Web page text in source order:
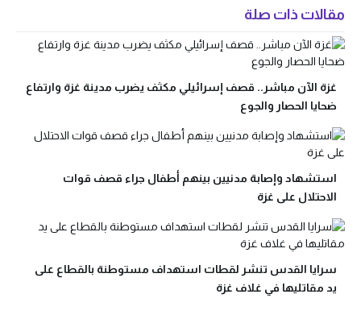
مقالات ذات صلة
غزة الآن مباشر.. قصف إسرائيلي مكثف يضرب مدينة غزة وارتفاع
ضحايا الحصار والجوع
استشهاد وإصابة مدنيين بينهم أطفال جراء قصف قوات
الاحتلال على غزة
سرايا القدس تنشر لقطات استهداف مستوطنة بالقطاع على
يد مقاتليها في غلاف غزة